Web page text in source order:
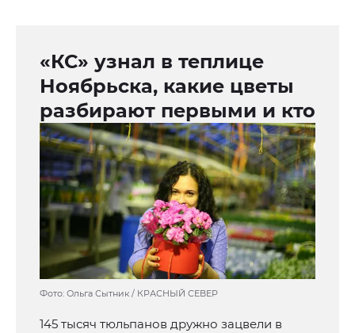
«КС» узнал в теплице
Ноябрьска, какие цветы
разбирают первыми и кто
Фото: Ольга Сытник / КРАСНЫЙ СЕВЕР
145 тысяч тюльпанов дружно зацвели в